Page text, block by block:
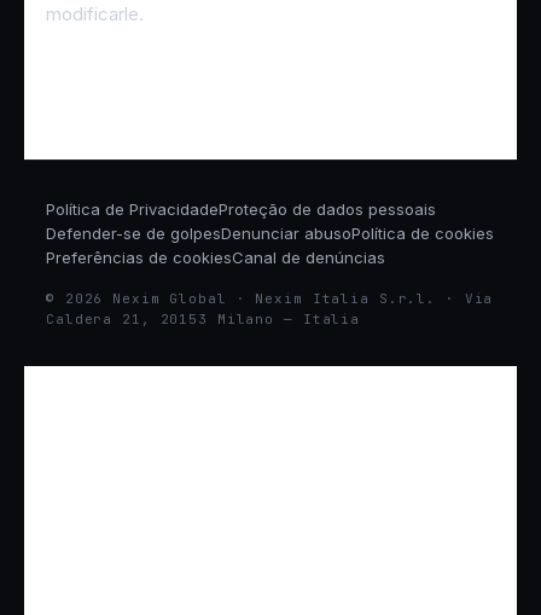
modificarle.
Política de PrivacidadeProteção de dados pessoais
Defender-se de golpesDenunciar abusoPolítica de cookies
Preferências de cookiesCanal de denúncias
© 2026 Nexim Global · Nexim Italia S.r.l. · Via
Caldera 21, 20153 Milano — Italia